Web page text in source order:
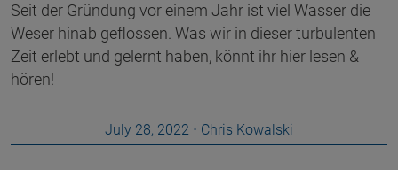
Seit der Gründung vor einem Jahr ist viel Wasser die
Weser hinab geflossen. Was wir in dieser turbulenten
Zeit erlebt und gelernt haben, könnt ihr hier lesen &
hören!
July 28, 2022 ⋅ Chris Kowalski